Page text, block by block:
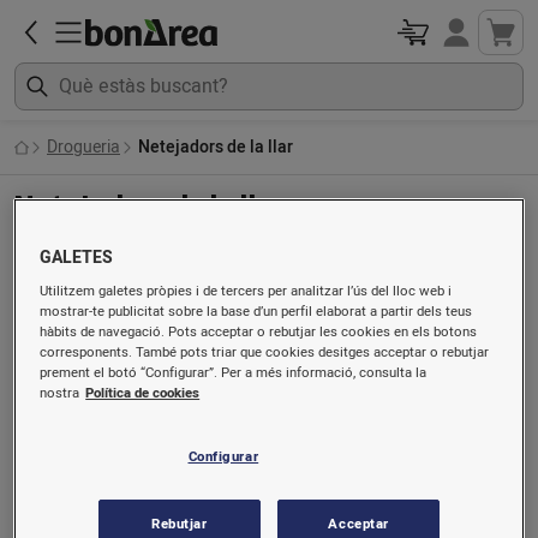
Drogueria Netejadors de la llar
Netejadors de la llar
Ordenat per
GALETES
Utilitzem galetes pròpies i de tercers per analitzar l’ús del lloc web i
mostrar-te publicitat sobre la base d’un perfil elaborat a partir dels teus
hàbits de navegació. Pots acceptar o rebutjar les cookies en els botons
corresponents. També pots triar que cookies desitges acceptar o rebutjar
prement el botó “Configurar”. Per a més informació, consulta la
nostra Política de cookies
Configurar
Rebutjar Acceptar